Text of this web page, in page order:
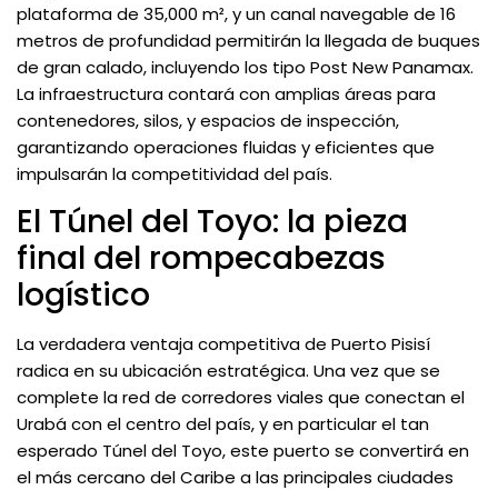
plataforma de 35,000 m², y un canal navegable de 16
metros de profundidad permitirán la llegada de buques
de gran calado, incluyendo los tipo Post New Panamax.
La infraestructura contará con amplias áreas para
contenedores, silos, y espacios de inspección,
garantizando operaciones fluidas y eficientes que
impulsarán la competitividad del país.
El Túnel del Toyo: la pieza
final del rompecabezas
logístico
La verdadera ventaja competitiva de Puerto Pisisí
radica en su ubicación estratégica. Una vez que se
complete la red de corredores viales que conectan el
Urabá con el centro del país, y en particular el tan
esperado Túnel del Toyo, este puerto se convertirá en
el más cercano del Caribe a las principales ciudades